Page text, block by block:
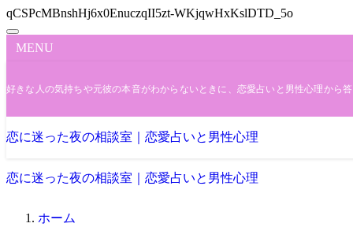
qCSPcMBnshHj6x0EnuczqII5zt-WKjqwHxKslDTD_5o
MENU
好きな人の気持ちや元彼の本音がわからないときに、恋愛占いと男性心理から
恋に迷った夜の相談室｜恋愛占いと男性心理
恋に迷った夜の相談室｜恋愛占いと男性心理
ホーム